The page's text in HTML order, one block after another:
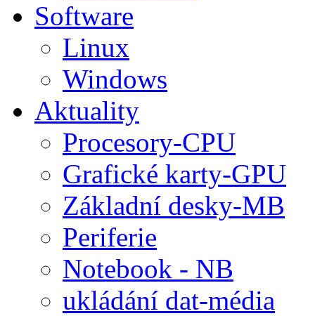
Software
Linux
Windows
Aktuality
Procesory-CPU
Grafické karty-GPU
Základní desky-MB
Periferie
Notebook - NB
ukládání dat-média